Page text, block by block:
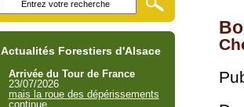
Actualités Forestiers d'Alsace
Arrivée du Tour de France
23/07/2026
mais la roue des dépérissements
continue